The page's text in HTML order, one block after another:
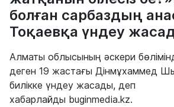
болған сарбаздың
Тоқаевқа үндеу
Алматы облысының әскери
деген 19 жастағы Дінмұхаммед
билікке үндеу жасады, деп
хабарлайды buginmedia.kz.